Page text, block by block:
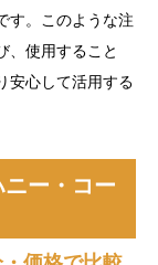
す。このような注
、使用すること
安心して活用する
ー・コー